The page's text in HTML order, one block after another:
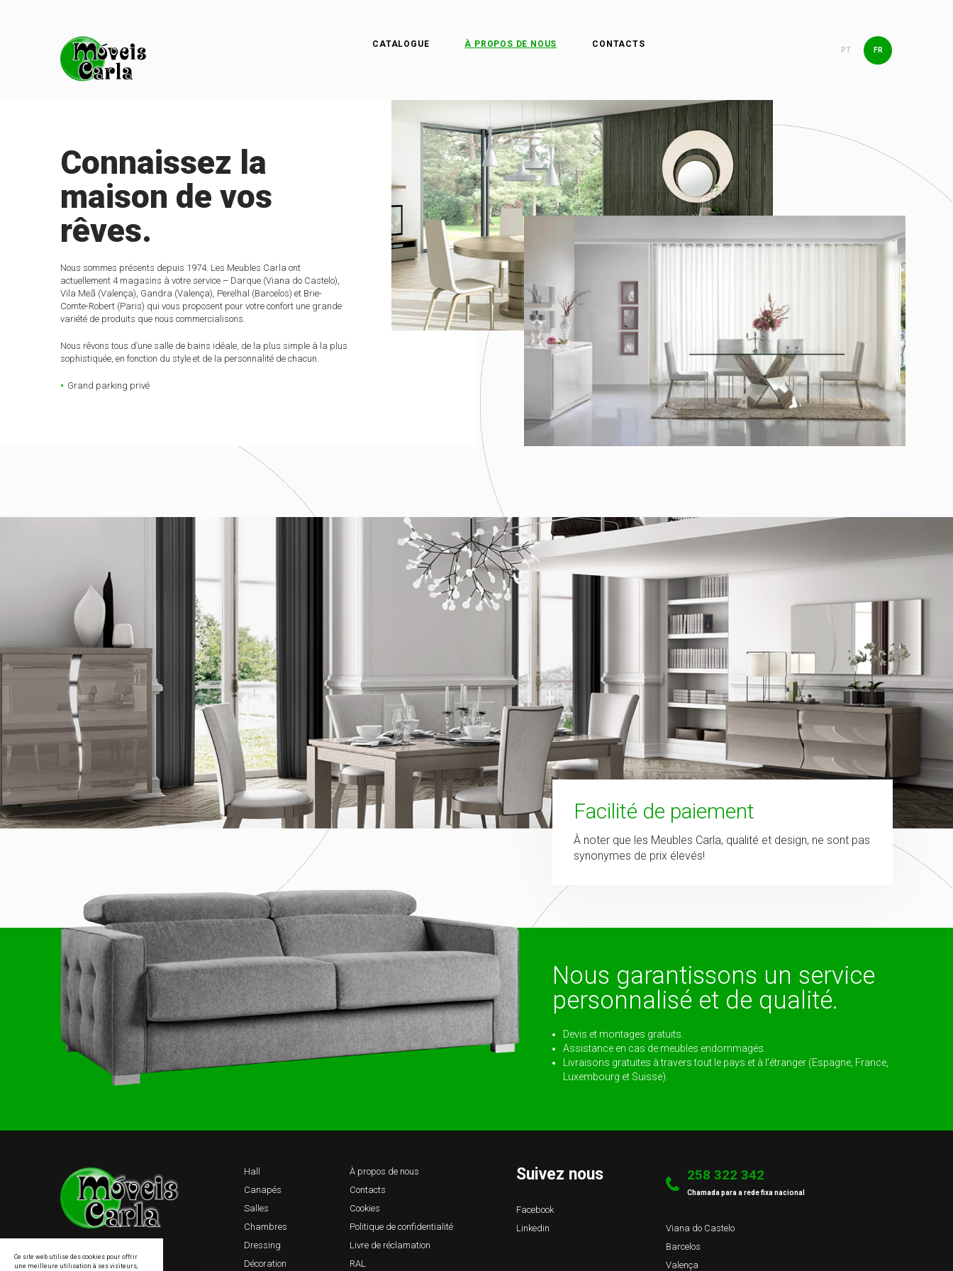
CATALOGUE À PROPOS DE NOUS CONTACTS
PT FR
Connaissez la
maison de vos
rêves.
Nous sommes présents depuis 1974. Les Meubles Carla ont
actuellement 4 magasins à votre service – Darque (Viana do Castelo),
Vila Meã (Valença), Gandra (Valença), Perelhal (Barcelos) et Brie-
Comte-Robert (Paris) qui vous proposent pour votre confort une grande
variété de produits que nous commercialisons.
Nous rêvons tous d’une salle de bains idéale, de la plus simple à la plus
sophistiquée, en fonction du style et de la personnalité de chacun.
Grand parking privé
Facilité de paiement
À noter que les Meubles Carla, qualité et design, ne sont pas
synonymes de prix élevés!
Nous garantissons un service
personnalisé et de qualité.
Devis et montages gratuits.
Assistance en cas de meubles endommagés.
Livraisons gratuites à travers tout le pays et à l’étranger (Espagne, France,
Luxembourg et Suisse).
Hall
Canapés
Salles
Chambres
Dressing
Décoration
À propos de nous
Contacts
Cookies
Politique de confidentialité
Livre de réclamation
RAL
Suivez nous
Facebook
Linkedin
258 322 342
Chamada para a rede fixa nacional
Viana do Castelo
Barcelos
Valença
Ce site web utilise des cookies pour offrir
une meilleure utilisation à ses visiteurs,